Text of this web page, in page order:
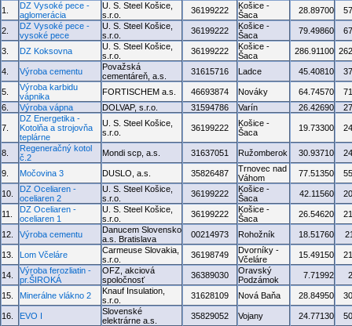
1.
DZ Vysoké pece -
aglomerácia
U. S. Steel Košice,
s.r.o.
36199222
Košice -
Šaca
28.89700
2.
DZ Vysoké pece -
vysoké pece
U. S. Steel Košice,
s.r.o.
36199222
Košice -
Šaca
79.49860
3. DZ Koksovna
U. S. Steel Košice,
s.r.o.
36199222
Košice -
Šaca
286.91100
4. Výroba cementu
Považská
cementáreň, a.s.
31615716 Ladce 45.40810
5.
Výroba karbidu
vápnika
FORTISCHEM a.s. 46693874 Nováky 64.74570
6.
Výroba vápna DOLVAP, s.r.o. 31594786 Varín 26.42690
7.
DZ Energetika -
Kotolňa a strojovňa
teplárne
U. S. Steel Košice,
s.r.o.
36199222
Košice -
Šaca
19.73300
8.
Regeneračný kotol
č.2
Mondi scp, a.s. 31637051 Ružomberok 30.93710
9. Močovina 3 DUSLO, a.s. 35826487
Trnovec nad
Váhom
77.51350
10.
DZ Oceliaren -
oceliaren 2
U. S. Steel Košice,
s.r.o.
36199222
Košice -
Šaca
42.11560
11.
DZ Oceliaren -
oceliaren 1
U. S. Steel Košice,
s.r.o.
36199222
Košice -
Šaca
26.54620
12. Výroba cementu
Danucem Slovensko
a.s. Bratislava
00214973 Rohožník 18.51760
13. Lom Včeláre
Carmeuse Slovakia,
s.r.o.
36198749
Dvorníky -
Včeláre
15.49150
14.
Výroba ferozliatin -
pr.ŠIROKÁ
OFZ, akciová
spoločnosť
36389030
Oravský
Podzámok
7.71992
15. Minerálne vlákno 2
Knauf Insulation,
s.r.o.
31628109 Nová Baňa 28.84950
16. EVO I
Slovenské
elektrárne a.s.
35829052 Vojany 24.77130